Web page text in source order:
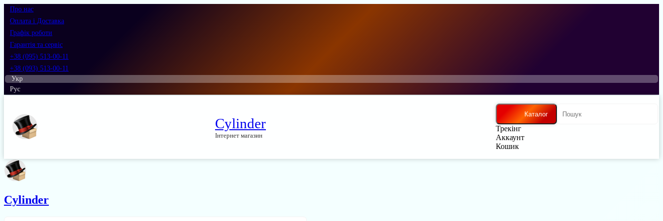
Про нас
Оплата і Доставка
Графік роботи
Гарантія та сервіс
+38 (095) 513-00-11
+38 (093) 513-00-11
Укр
Рус
Cylinder
Інтернет магазин
Каталог
Трекінг
Аккаунт
Кошик
Cylinder